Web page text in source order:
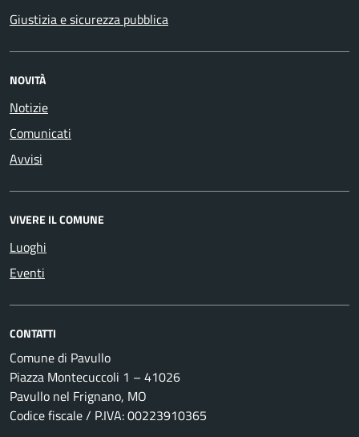
Giustizia e sicurezza pubblica
NOVITÀ
Notizie
Comunicati
Avvisi
VIVERE IL COMUNE
Luoghi
Eventi
CONTATTI
Comune di Pavullo
Piazza Montecuccoli 1 – 41026
Pavullo nel Frignano, MO
Codice fiscale / P.IVA: 00223910365